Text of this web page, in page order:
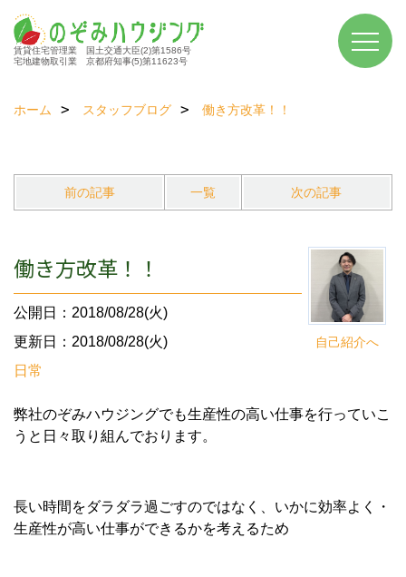
賃貸住宅管理業 国土交通大臣(2)第1586号
宅地建物取引業 京都府知事(5)第11623号
ホーム スタッフブログ 働き方改革！！
前の記事 一覧 次の記事
自己紹介へ
働き方改革！！
公開日：2018/08/28(火)
更新日：2018/08/28(火)
日常
弊社のぞみハウジングでも生産性の高い仕事を行っていこ
うと日々取り組んでおります。
長い時間をダラダラ過ごすのではなく、いかに効率よく・
生産性が高い仕事ができるかを考えるため